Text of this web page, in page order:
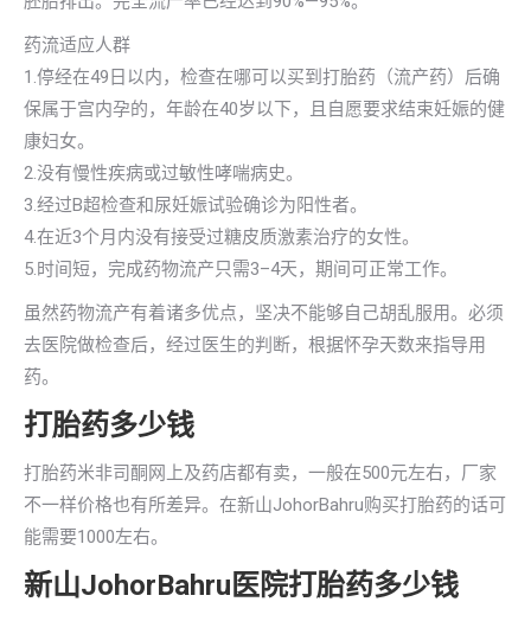
药流适应人群
1.停经在49日以内，检查在哪可以买到打胎药（流产药）后确
保属于宫内孕的，年龄在40岁以下，且自愿要求结束妊娠的健
康妇女。
2.没有慢性疾病或过敏性哮喘病史。
3.经过B超检查和尿妊娠试验确诊为阳性者。
4.在近3个月内没有接受过糖皮质激素治疗的女性。
5.时间短，完成药物流产只需3–4天，期间可正常工作。
虽然药物流产有着诸多优点，坚决不能够自己胡乱服用。必须
去医院做检查后，经过医生的判断，根据怀孕天数来指导用
药。
打胎药多少钱
打胎药米非司酮网上及药店都有卖，一般在500元左右，厂家
不一样价格也有所差异。在新山JohorBahru购买打胎药的话可
能需要1000左右。
新山JohorBahru医院打胎药多少钱